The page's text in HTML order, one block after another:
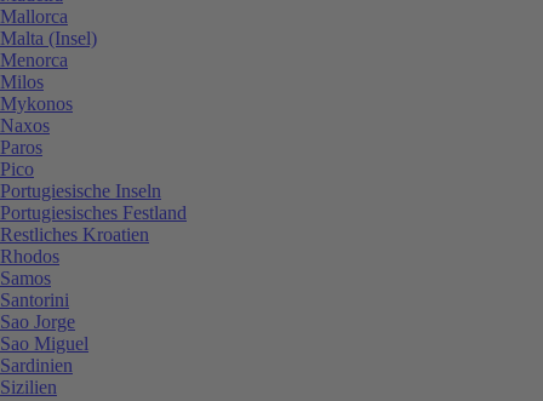
Mallorca
Malta (Insel)
Menorca
Milos
Mykonos
Naxos
Paros
Pico
Portugiesische Inseln
Portugiesisches Festland
Restliches Kroatien
Rhodos
Samos
Santorini
Sao Jorge
Sao Miguel
Sardinien
Sizilien